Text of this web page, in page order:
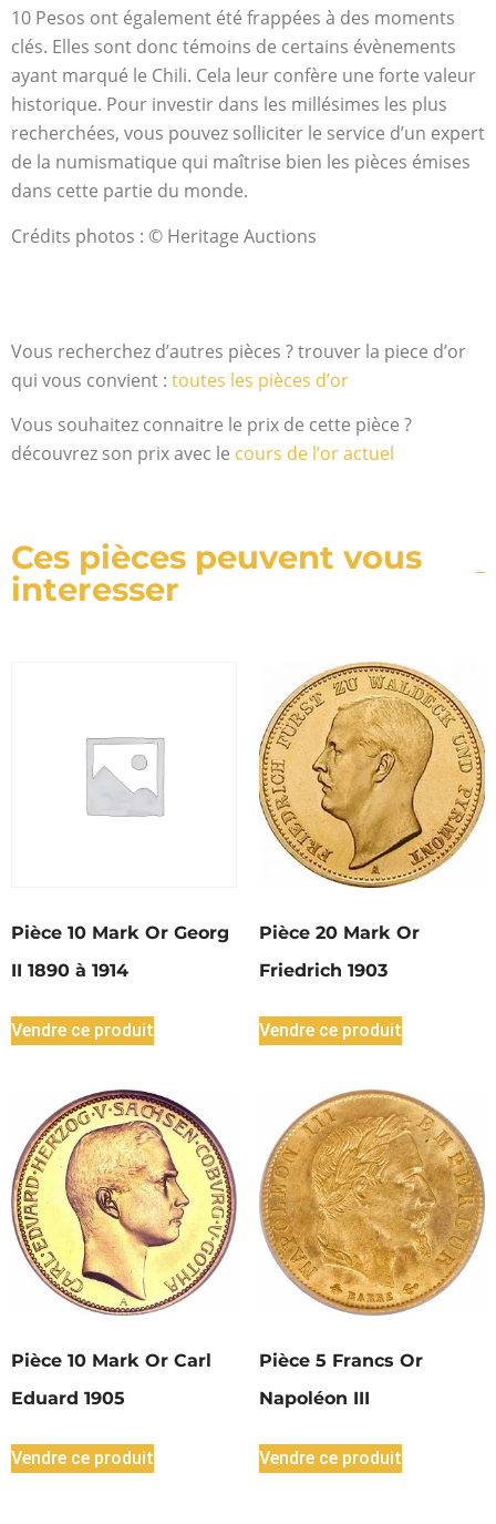
10 Pesos ont également été frappées à des moments
clés. Elles sont donc témoins de certains évènements
ayant marqué le Chili. Cela leur confère une forte valeur
historique. Pour investir dans les millésimes les plus
recherchées, vous pouvez solliciter le service d’un expert
de la numismatique qui maîtrise bien les pièces émises
dans cette partie du monde.
Crédits photos : © Heritage Auctions
Vous recherchez d’autres pièces ? trouver la piece d’or
qui vous convient : toutes les pièces d’or
Vous souhaitez connaitre le prix de cette pièce ?
découvrez son prix avec le cours de l’or actuel
Ces pièces peuvent vous
interesser
Pièce 10 Mark Or Georg
II 1890 à 1914
Vendre ce produit
Pièce 20 Mark Or
Friedrich 1903
Vendre ce produit
Pièce 10 Mark Or Carl
Eduard 1905
Vendre ce produit
Pièce 5 Francs Or
Napoléon III
Vendre ce produit